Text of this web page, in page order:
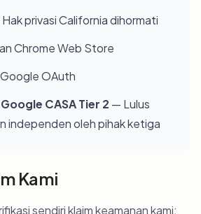
privasi California dihormati
Chrome Web Store
OAuth
CASA Tier 2 — Lulus
independen oleh pihak ketiga
Kami
sendiri klaim keamanan kami: